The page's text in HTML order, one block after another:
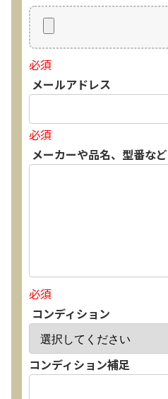
必須
メールアドレス
必須
メーカーや品名、型番など
必須
コンディション
コンディション補足